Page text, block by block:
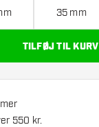
35 mm
TILFØJ TIL KURV
550 kr.